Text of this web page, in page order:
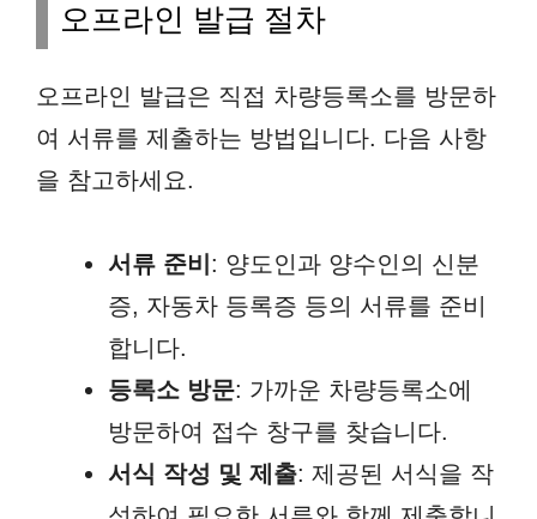
오프라인 발급 절차
오프라인 발급은 직접 차량등록소를 방문하
여 서류를 제출하는 방법입니다. 다음 사항
을 참고하세요.
서류 준비 : 양도인과 양수인의 신분
증, 자동차 등록증 등의 서류를 준비
합니다.
등록소 방문: 가까운 차량등록소에
방문하여 접수 창구를 찾습니다.
서식 작성 및 제출: 제공된 서식을 작